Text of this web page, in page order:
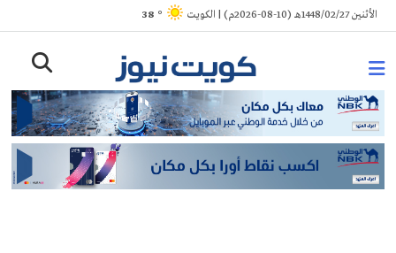
Skip
to
الأثنين 1448/02/27هـ (10-08-2026م) | الكويت ° 38